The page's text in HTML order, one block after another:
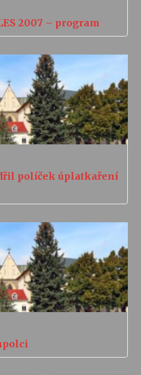
STUDENTSKÝ MAJÁLES 2007 – program
políček úplatkaření